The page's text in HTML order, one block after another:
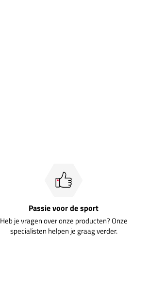
Passie voor de sport
Heb je vragen over onze producten? Onze
specialisten helpen je graag verder.